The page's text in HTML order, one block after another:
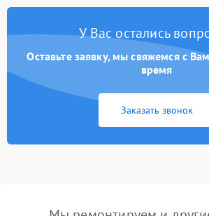
У Вас остались
Оставьте заявку, мы свяжемся с
время
Заказать звонок